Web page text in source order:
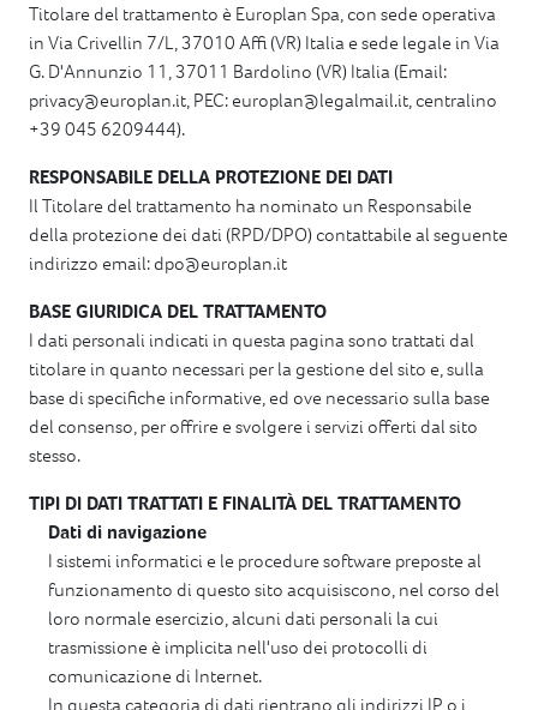
Titolare del trattamento è Europlan Spa, con sede operativa
in Via Crivellin 7/L, 37010 Affi (VR) Italia e sede legale in Via
G. D'Annunzio 11, 37011 Bardolino (VR) Italia (Email:
privacy@europlan.it, PEC: europlan@legalmail.it, centralino
+39 045 6209444).
RESPONSABILE DELLA PROTEZIONE DEI DATI
Il Titolare del trattamento ha nominato un Responsabile
della protezione dei dati (RPD/DPO) contattabile al seguente
indirizzo email: dpo@europlan.it
BASE GIURIDICA DEL TRATTAMENTO
I dati personali indicati in questa pagina sono trattati dal
titolare in quanto necessari per la gestione del sito e, sulla
base di specifiche informative, ed ove necessario sulla base
del consenso, per offrire e svolgere i servizi offerti dal sito
stesso.
TIPI DI DATI TRATTATI E FINALITÀ DEL TRATTAMENTO
Dati di navigazione
I sistemi informatici e le procedure software preposte al
funzionamento di questo sito acquisiscono, nel corso del
loro normale esercizio, alcuni dati personali la cui
trasmissione è implicita nell'uso dei protocolli di
comunicazione di Internet.
In questa categoria di dati rientrano gli indirizzi IP o i